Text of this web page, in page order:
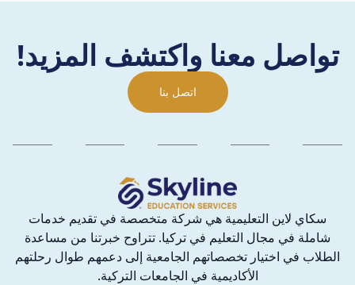
تواصل معنا واكتشف المزيد!
اتصل بنا
سكاي لاين التعليمية هي شركة متخصصة في تقديم خدمات
شاملة في مجال التعليم في تركيا. تتراوح خبرتنا من مساعدة
الطلاب في اختيار تخصصاتهم الجامعية إلى دعمهم طوال رحلتهم
الأكاديمية في الجامعات التركية.